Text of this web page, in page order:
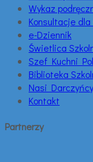
Wykaz
Konsultacje
e-Dziennik
Świetlica
Szef Kuchni
Biblioteka
Nasi Darczyńcy
Kontakt
Partnerzy